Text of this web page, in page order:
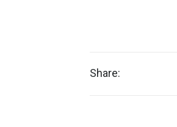
Share: